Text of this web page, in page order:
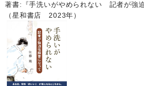
著書:『手洗いがやめられない 記者が強迫
（星和書店 2023年）